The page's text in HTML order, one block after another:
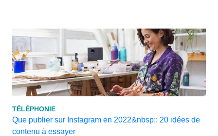
TÉLÉPHONIE
Que publier sur Instagram en 2022&nbsp;: 20 idées de
contenu à essayer